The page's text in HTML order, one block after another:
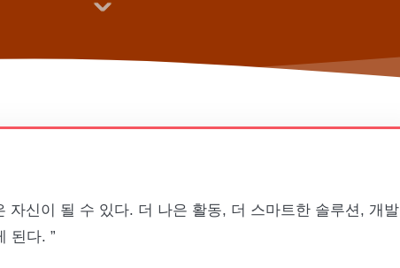
자신이 될 수 있다. 더 나은 활동, 더 스마트한 솔루션, 개발
된다. ”